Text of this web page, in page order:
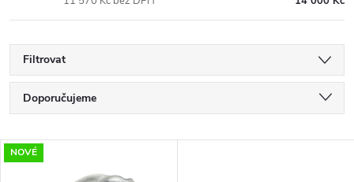
Filtrovat
Ř
a
Doporučujeme
Nejdražší
V
NOVÉ